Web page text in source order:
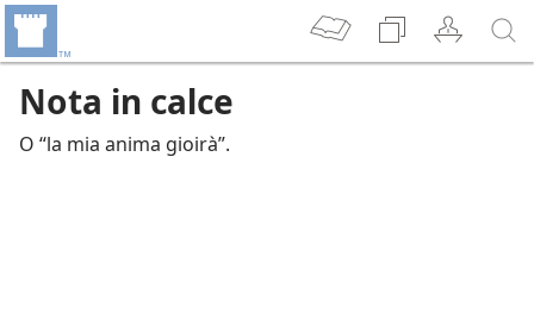
Nota in calce
O “la mia anima gioirà”.